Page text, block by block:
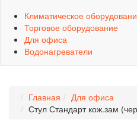
Климатическое
Торговое оборудование
Для офиса
Водонагреватели
Главная
Для офиса
Стул Стандарт кож.зам